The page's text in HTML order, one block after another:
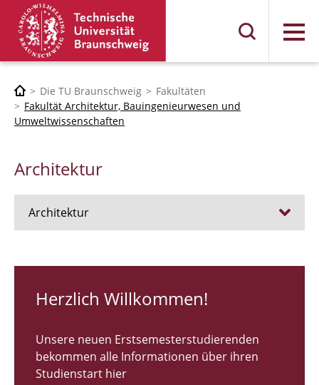
Menü
Die TU Braunschweig
Fakultäten
Fakultät Architektur, Bauingenieurwesen und
Umweltwissenschaften
Architektur
Architektur
RUNDGANG 26
Bachelor Architektur
Herzlich Willkommen!
Unsere neuen Erstsemesterstudierenden
bekommen alle Informationen über ihren
Studienstart hier